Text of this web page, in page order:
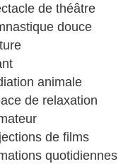
de théâtre
douce
animale
de relaxation
de films
quotidiennes